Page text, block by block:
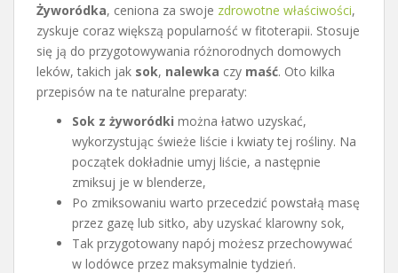
Żyworódka, ceniona za swoje zdrowotne właściwości,
zyskuje coraz większą popularność w fitoterapii. Stosuje
się ją do przygotowywania różnorodnych domowych
leków, takich jak sok, nalewka czy maść. Oto kilka
przepisów na te naturalne preparaty:
Sok z żyworódki można łatwo uzyskać,
wykorzystując świeże liście i kwiaty tej rośliny. Na
początek dokładnie umyj liście, a następnie
zmiksuj je w blenderze,
Po zmiksowaniu warto przecedzić powstałą masę
przez gazę lub sitko, aby uzyskać klarowny sok,
Tak przygotowany napój możesz przechowywać
w lodówce przez maksymalnie tydzień.